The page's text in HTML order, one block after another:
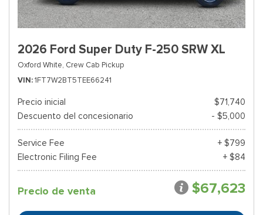
2026 Ford Super Duty F-250 SRW XL
Oxford White, Crew Cab Pickup
VIN 1FT7W2BT5TEE66241
Precio inicial
$71,740
Descuento del concesionario
- $5,000
Service Fee
+ $799
Electronic Filing Fee
+ $84
Precio de venta $67,623